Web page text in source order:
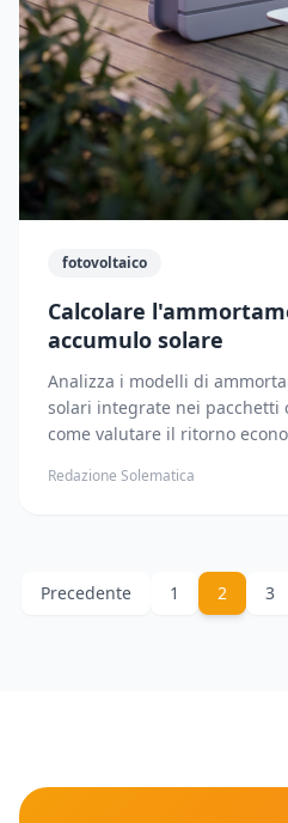
fotovoltaico
Calcolare
accumulo solare
Analizza i modelli di
solari integrate nei pacchetti
come valutare il ritorno
Redazione Solematica
Precedente 1 2 3